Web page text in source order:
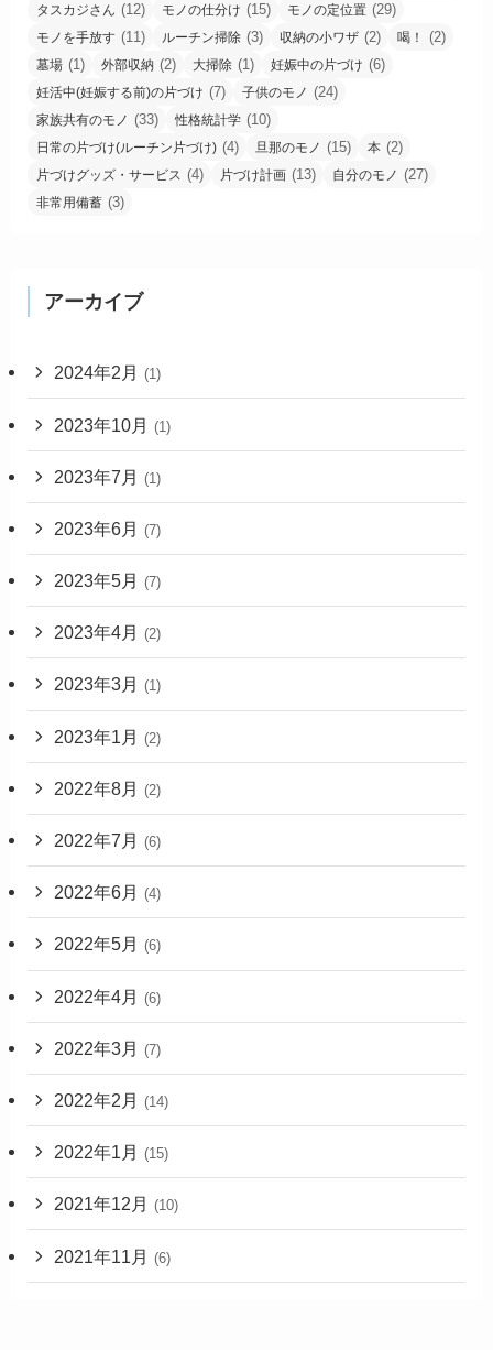
タスカジさん (12) モノの仕分け (15) モノの定位置 (29)
モノを手放す (11) ルーチン掃除 (3) 収納の小ワザ (2) 喝！ (2)
墓場 (1) 外部収納 (2) 大掃除 (1) 妊娠中の片づけ (6)
妊活中(妊娠する前)の片づけ (7) 子供のモノ (24)
家族共有のモノ (33) 性格統計学 (10)
日常の片づけ(ルーチン片づけ) (4) 旦那のモノ (15) 本 (2)
片づけグッズ・サービス (4) 片づけ計画 (13) 自分のモノ (27)
非常用備蓄 (3)
アーカイブ
2024年2月 (1)
2023年10月 (1)
2023年7月 (1)
2023年6月 (7)
2023年5月 (7)
2023年4月 (2)
2023年3月 (1)
2023年1月 (2)
2022年8月 (2)
2022年7月 (6)
2022年6月 (4)
2022年5月 (6)
2022年4月 (6)
2022年3月 (7)
2022年2月 (14)
2022年1月 (15)
2021年12月 (10)
2021年11月 (6)